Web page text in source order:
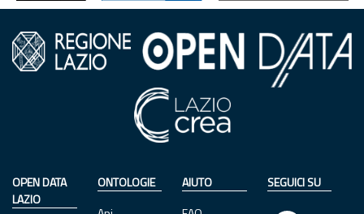
OPEN DATA
LAZIO
ONTOLOGIE
AIUTO
SEGUICI SU